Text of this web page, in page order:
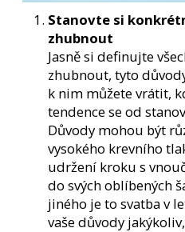
Stanovte si
zhubnout
Jasně si definujte
zhubnout, tyto
k nim můžete vrátit,
tendence se od
Důvody mohou být
vysokého krevního
udržení kroku s
do svých oblíbených
jiného je to svatba v
vaše důvody